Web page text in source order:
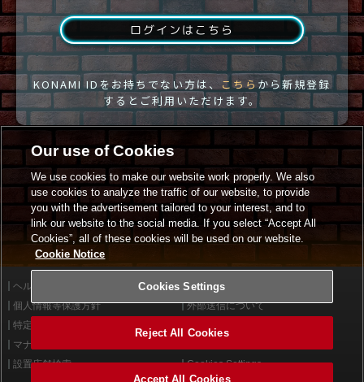
ログインはこちら
KONAMI IDをお持ちでない方は、 こちらから新規登録
するとご利用いただけます。
ヘルプ
利用規約
個人情報等保護方針
外部送信について
特定商取引法に基づく表示
マナー＆ルール
設置店舗検索
Cookies Settings
Our use of Cookies
We use cookies to make our website work properly. We also
use cookies to analyze the traffic of our website, to provide
you with the advertisement tailored to your interest, and to
link our website to the social media. If you select “Accept All
Cookies”, all of these cookies will be used on our website.
Cookie Notice
Cookies Settings
Reject All Cookies
Accept All Cookies